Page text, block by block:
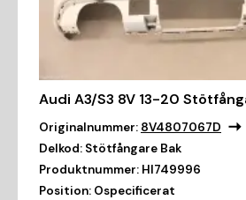
Audi A3/S3 8V 13-20
Originalnummer: 8V4807067D
Delkod: Stötfångare Bak
Produktnummer: HI749996
Position: Ospecificerat